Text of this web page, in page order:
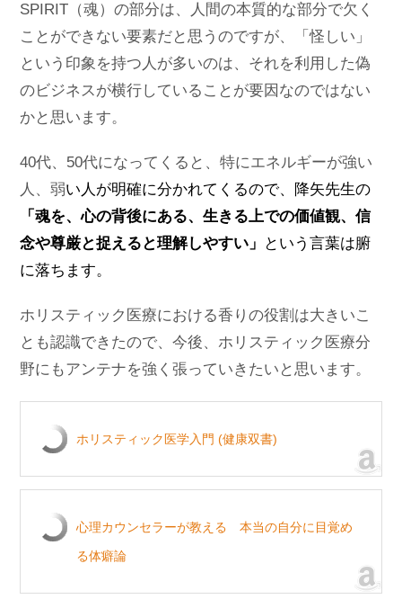
SPIRIT（魂）の部分は、人間の本質的な部分で欠く
ことができない要素だと思うのですが、「怪しい」
という印象を持つ人が多いのは、それを利用した偽
のビジネスが横行していることが要因なのではない
かと思います。
40代、50代になってくると、特にエネルギーが強い
人、弱い人が明確に分かれてくるので、降矢先生の
「魂を、心の背後にある、生きる上での価値観、信
念や尊厳と捉えると理解しやすい」
という言葉は腑
に落ちます。
ホリスティック医療における香りの役割は大きいこ
とも認識できたので、今後、ホリスティック医療分
野にもアンテナを強く張っていきたいと思います。
ホリスティック医学入門 (健康双書)
心理カウンセラーが教える 本当の自分に目覚め
る体癖論